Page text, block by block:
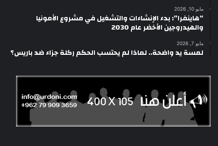
مايو 10, 2026
“هاينفرا”: بدء الإنشاءات والتشغيل في مشروع الأمونيا
والهيدروجين الأخضر عام 2030
مايو 7, 2026
لمسة يد واضحة.. لماذا لم يحتسب الحكم ركلة جزاء ضد باريس؟